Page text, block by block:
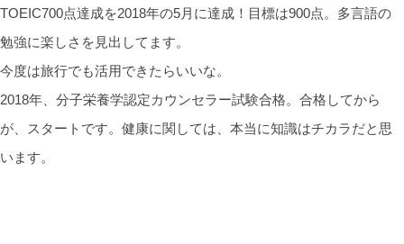
TOEIC700点達成を2018年の5月に達成！目標は900点。多言語の
勉強に楽しさを見出してます。
今度は旅行でも活用できたらいいな。
2018年、分子栄養学認定カウンセラー試験合格。合格してから
が、スタートです。健康に関しては、本当に知識はチカラだと思
います。